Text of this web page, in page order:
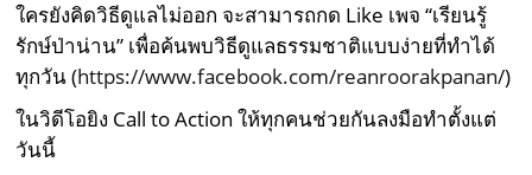
ใครยังคิดวิธีดูแลไม่ออก จะสามารถกด Like เพจ “เรียนรู้
รักษ์ป่าน่าน” เพื่อค้นพบวิธีดูแลธรรมชาติแบบง่ายที่ทำได้
ทุกวัน (https://www.facebook.com/reanroorakpanan/)
ในวิดีโอยิง Call to Action ให้ทุกคนช่วยกันลงมือทำตั้งแต่
วันนี้